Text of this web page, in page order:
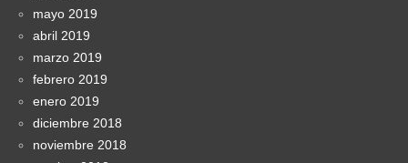
mayo 2019
abril 2019
marzo 2019
febrero 2019
enero 2019
diciembre 2018
noviembre 2018